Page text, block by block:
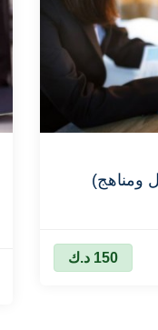
ومناهج)
150 د.ك